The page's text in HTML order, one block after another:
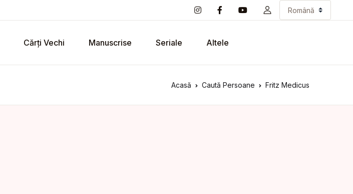
Cărți Vechi Manuscrise Seriale Altele
Acasă Caută Persoane Fritz Medicus